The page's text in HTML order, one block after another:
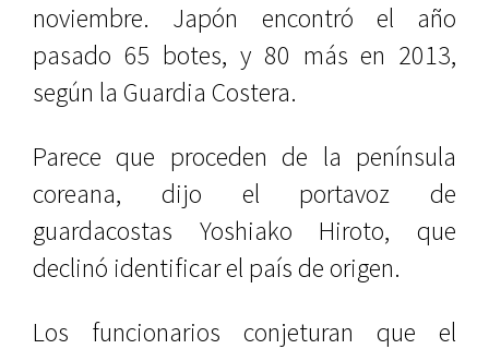
noviembre. Japón encontró el año
pasado 65 botes, y 80 más en 2013,
según la Guardia Costera.
Parece que proceden de la península
coreana, dijo el portavoz de
guardacostas Yoshiako Hiroto, que
declinó identificar el país de origen.
Los funcionarios conjeturan que el